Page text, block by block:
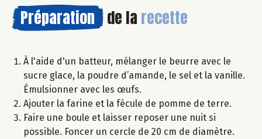
Préparation de la recette
À l'aide d'un batteur, mélanger le beurre avec le
sucre glace, la poudre d’amande, le sel et la vanille.
Émulsionner avec les œufs.
Ajouter la farine et la fécule de pomme de terre.
Faire une boule et laisser reposer une nuit si
possible. Foncer un cercle de 20 cm de diamètre.